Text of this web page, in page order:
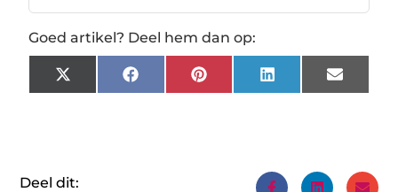
Goed artikel? Deel hem dan op:
X
(Twitter)
FacebookPinterestLinkedInEmail
Deel dit: